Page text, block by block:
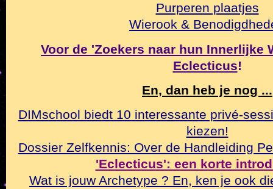
Purperen plaatjes
Wierook &
Voor de 'Zoekers naar hun Innerlijke
Eclecticus!
En, dan heb je nog ...
DIMschool biedt 10 interessante privé-
kiezen!
Dossier Zelfkennis: Over de Handleiding
'Eclecticus': een korte
Wat is jouw Archetype ? En, ken je ook